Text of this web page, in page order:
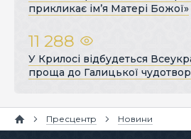
прикликає ім’я Матері Божої»
11 288
У Крилосі відбудеться
проща до Галицької
Пресцентр Новини